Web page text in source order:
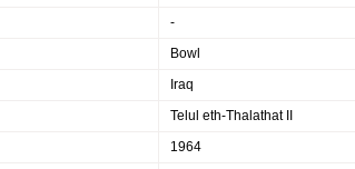
-
Bowl
Iraq
Telul eth-Thalathat II
1964